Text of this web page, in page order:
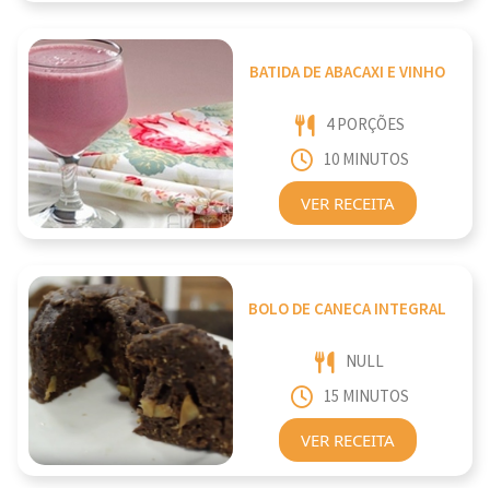
BATIDA DE ABACAXI E VINHO
4 PORÇÕES
10 MINUTOS
VER RECEITA
BOLO DE CANECA INTEGRAL
NULL
15 MINUTOS
VER RECEITA